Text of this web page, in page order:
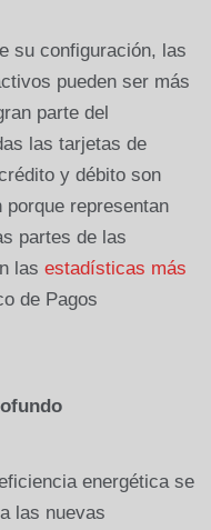
su configuración, las
pueden ser más
parte del
las tarjetas de
y débito son
representan
partes de las
las estadísticas más
de Pagos
energética se
las nuevas